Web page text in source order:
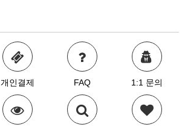
개인결제 FAQ 1:1 문의